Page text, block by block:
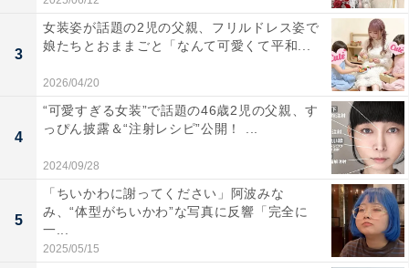
3
女装姿が話題の2児の父親、フリルドレス姿で
娘たちとおままごと「なんて可愛くて平和...
2026/04/20
4
“可愛すぎる女装”で話題の46歳2児の父親、す
っぴん披露＆“注射レシピ”公開！ ...
2024/09/28
5
「ちいかわに謝ってください」阿波みな
み、“体型がちいかわ”な写真に反響「完全に
一...
2025/05/15